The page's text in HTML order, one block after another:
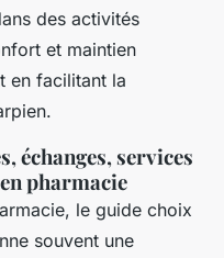
des activités
et maintien
en facilitant la
échanges, services
pharmacie
le guide choix
souvent une